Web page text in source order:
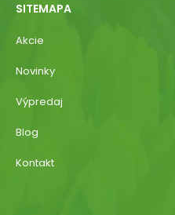
SITEMAPA
Akcie
Novinky
Výpredaj
Blog
Kontakt